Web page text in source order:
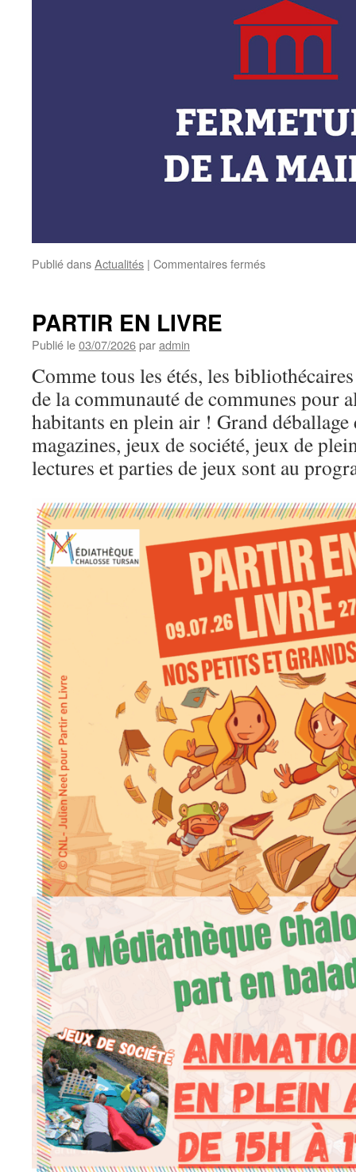
Publié dansActualités | Commentaires ferméssur
PARTIR EN LIVRE
Publié le03/07/2026paradmin
Comme tous les étés, les
de la communauté de communes pour
habitants en plein air ! Grand
magazines, jeux de société, jeux de
lectures et parties de jeux sont au